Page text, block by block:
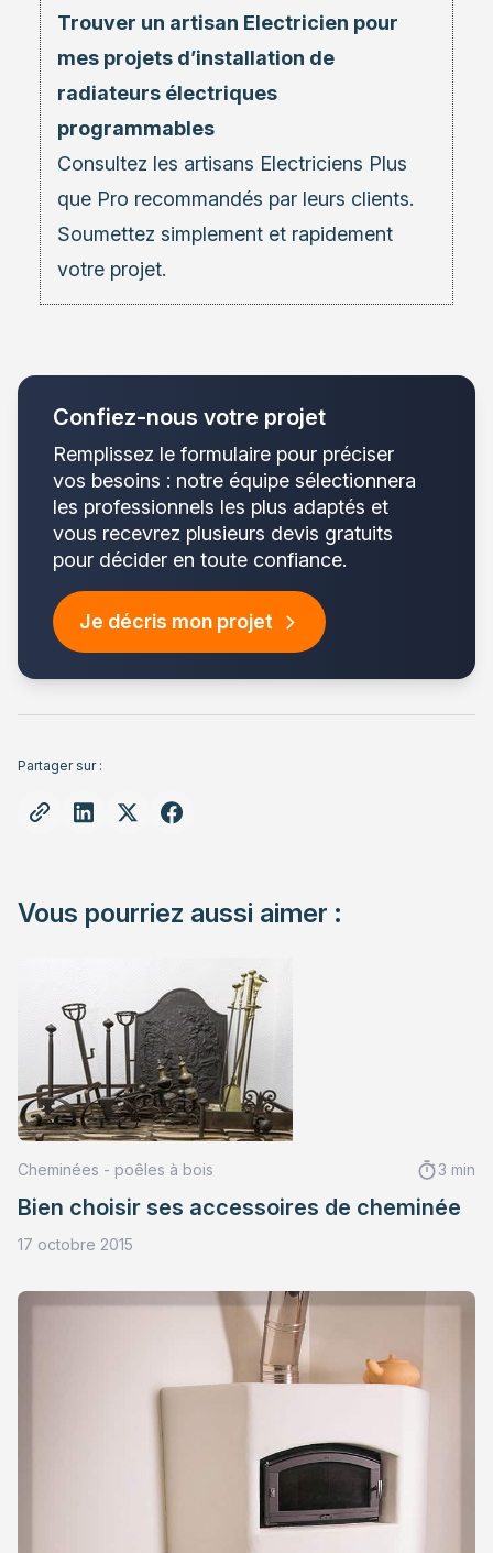
Trouver un artisan Electricien pour
mes projets d’installation de
radiateurs électriques
programmables
Consultez les artisans Electriciens Plus
que Pro recommandés par leurs clients.
Soumettez simplement et rapidement
votre projet.
Confiez-nous votre projet
Remplissez le formulaire pour préciser
vos besoins : notre équipe sélectionnera
les professionnels les plus adaptés et
vous recevrez plusieurs devis gratuits
pour décider en toute confiance.
Je décris mon projet
Partager sur :
Vous pourriez aussi aimer :
Cheminées - poêles à bois 3 min
Bien choisir ses accessoires de cheminée
17 octobre 2015